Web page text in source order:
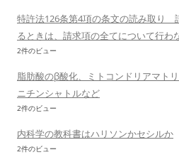
特許法126条第4項の条文の読み取り
るときは、請求項の全てについて行わ
2件のビュー
脂肪酸のβ酸化、ミトコンドリアマト
ニチンシャトルなど
2件のビュー
内科学の教科書はハリソンかセシルか
2件のビュー